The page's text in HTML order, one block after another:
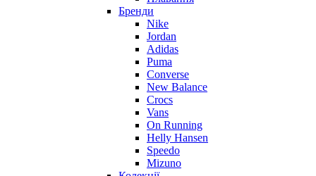
Бренди
Nike
Jordan
Adidas
Puma
Converse
New Balance
Crocs
Vans
On Running
Helly Hansen
Speedo
Mizuno